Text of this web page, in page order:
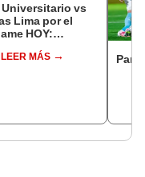
Universitario vs
Lima por el
HOY:
a punto
LEER MÁS